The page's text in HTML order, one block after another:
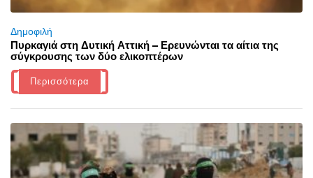
Δημοφιλή
Πυρκαγιά στη Δυτική Αττική – Ερευνώνται τα αίτια της
σύγκρουσης των δύο ελικοπτέρων
Περισσότερα